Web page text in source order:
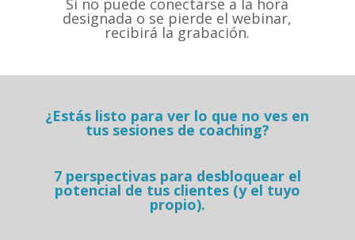
Si no puede conectarse a la hora
designada o se pierde el webinar,
recibirá la grabación.
¿Estás listo para ver lo que no ves en
tus sesiones de coaching?
7 perspectivas para desbloquear el
potencial de tus clientes (y el tuyo
propio).